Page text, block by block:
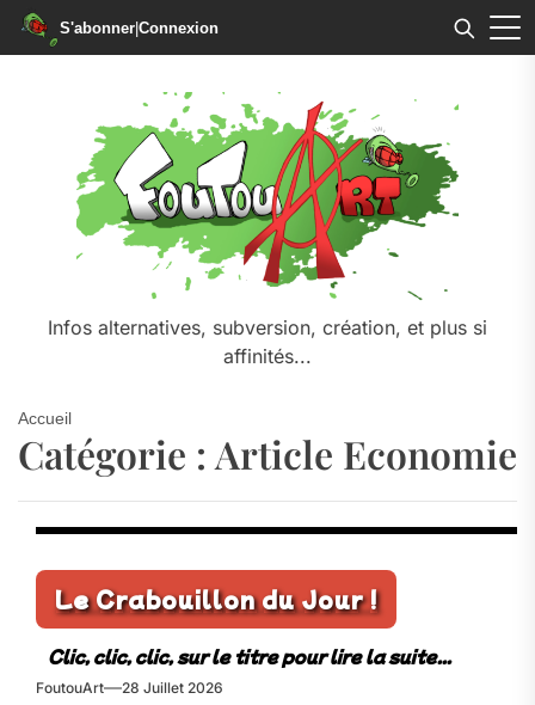
S'abonner|Connexion
Infos alternatives, subversion, création, et plus si
affinités...
Accueil
Catégorie : Article Economie
Le Crabouillon du Jour !
FoutouArt 28 Juillet 2026